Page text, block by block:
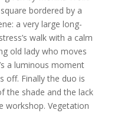
bordered by a
a very large long-
walk with a calm
old lady who moves
a luminous moment
off. Finally the duo is
the shade and the lack
workshop. Vegetation